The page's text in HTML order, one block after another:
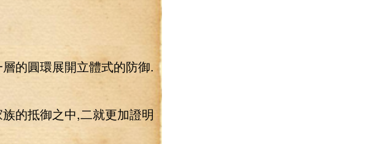
的圓環展開立體式的防御.
抵御之中,二就更加證明